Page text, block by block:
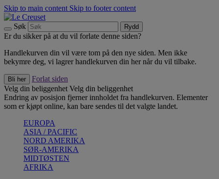
Skip to main content Skip to footer content
Søk Rydd
Er du sikker på at du vil forlate denne siden?
Handlekurven din vil være tom på den nye siden. Men ikke
bekymre deg, vi lagrer handlekurven din her når du vil tilbake.
Bli her
Forlat siden
Velg din beliggenhet Velg din beliggenhet
Endring av posisjon fjerner innholdet fra handlekurven. Elementer
som er kjøpt online, kan bare sendes til det valgte landet.
EUROPA
ASIA / PACIFIC
NORD AMERIKA
SØR-AMERIKA
MIDTØSTEN
AFRIKA